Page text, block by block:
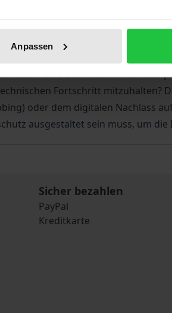
Anpassen
im Zeitalter der
der eigene digitale Umgang mit
den derzeit bestehenden zivil-
Nackt- und Intimaufnahmen und
Fortschritt mitzuhalten?
oder dem digitalen Nachlass
ausgestaltet sein muss, um
Sicher bezahlen
PayPal
Kreditkarte